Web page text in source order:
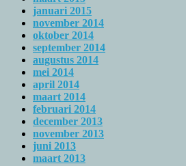
januari 2015
november 2014
oktober 2014
september 2014
augustus 2014
mei 2014
april 2014
maart 2014
februari 2014
december 2013
november 2013
juni 2013
maart 2013